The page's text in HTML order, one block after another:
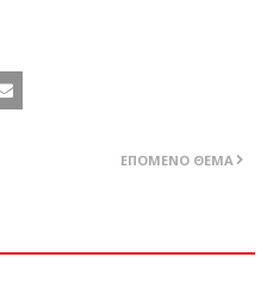
ΕΠΌΜΕΝΟ ΘΈΜΑ